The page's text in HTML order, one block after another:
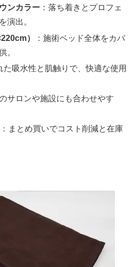
ンカラー ：落ち着きとプロフェ
演出。
）
：施術ベッド全体をカバ
。
た吸水性と肌触りで、快適な使用
のサロンや施設にも合わせやす
：まとめ買いでコスト削減と在庫